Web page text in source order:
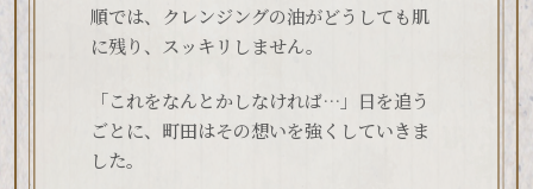
順では、クレンジングの油がどうしても肌
に残り、スッキリしません。
「これをなんとかしなければ…」日を追う
ごとに、町田はその想いを強くしていきま
した。